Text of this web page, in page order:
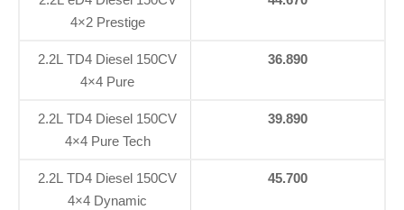
4×2 Prestige
2.2L TD4 Diesel 150CV
4×4 Pure
36.890
2.2L TD4 Diesel 150CV
4×4 Pure Tech
39.890
2.2L TD4 Diesel 150CV
4×4 Dynamic
45.700